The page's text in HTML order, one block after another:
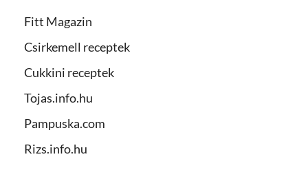
Fitt Magazin
Csirkemell receptek
Cukkini receptek
Tojas.info.hu
Pampuska.com
Rizs.info.hu